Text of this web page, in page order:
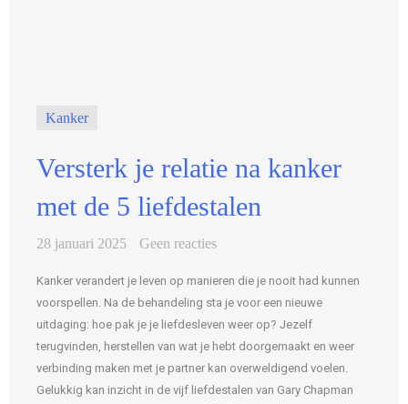
Kanker
Versterk je relatie na kanker
met de 5 liefdestalen
28 januari 2025 Geen reacties
Kanker verandert je leven op manieren die je nooit had kunnen
voorspellen. Na de behandeling sta je voor een nieuwe
uitdaging: hoe pak je je liefdesleven weer op? Jezelf
terugvinden, herstellen van wat je hebt doorgemaakt en weer
verbinding maken met je partner kan overweldigend voelen.
Gelukkig kan inzicht in de vijf liefdestalen van Gary Chapman